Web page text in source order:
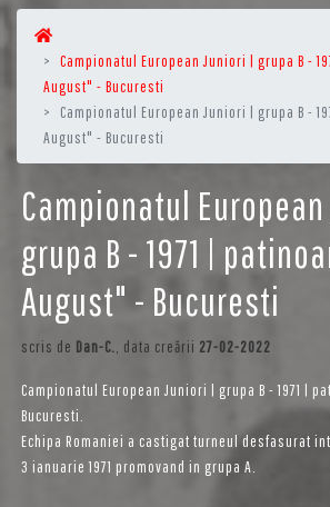
Campionatul European Juniori | grupa B -
August" - Bucuresti
Campionatul European Juniori | grupa B -
August" - Bucuresti
Campionatul
grupa B - 1971 |
August" - Bucuresti
scris de Dan-C. , data creării 27-02-2022
Campionatul European Juniori | grupa B - 1971 |
Bucuresti.
Echipa Romaniei a castigat turneul desfasurat
3 ianuarie 1971 promovand in grupa A.